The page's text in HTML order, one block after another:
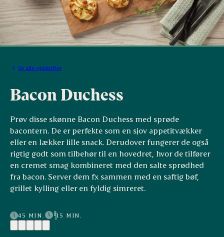
Se alle opskrifter
Bacon Duchess
Prøv disse skønne Bacon Duchess med sprøde
bacontern. De er perfekte som en sjov appetitvækker
eller en lækker lille snack. Derudover fungerer de også
rigtig godt som tilbehør til en hovedret, hvor de tilfører
en cremet smag kombineret med den salte sprødhed
fra bacon. Server dem fx sammen med en saftig bøf,
grillet kylling eller en fyldig simreret.
45 MIN. 15 MIN.